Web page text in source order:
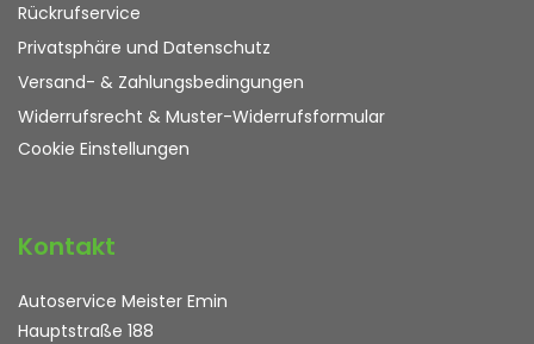
Rückrufservice
Privatsphäre und Datenschutz
Versand- & Zahlungsbedingungen
Widerrufsrecht & Muster-Widerrufsformular
Cookie Einstellungen
Kontakt
Autoservice Meister Emin
Hauptstraße 188